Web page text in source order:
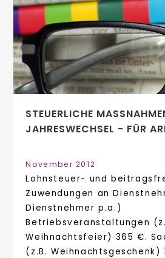
STEUERLICHE
AHRESWECHSEL - FÜR
November 2012
Lohnsteuer- und
Zuwendungen an
Dienstnehmer p.a.)
Betriebsveranstaltungen
Weihnachtsfeier) 365 €.
(z.B. Weihnachtsgeschenk)